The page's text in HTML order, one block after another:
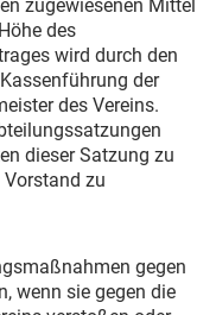
zugewiesenen Mittel
des
wird durch den
der
des Vereins.
dieser Satzung zu
zu
gegen
wenn sie gegen die